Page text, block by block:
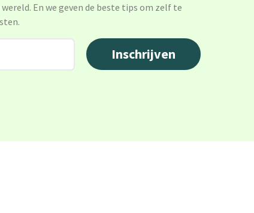
En we geven de beste tips om zelf te